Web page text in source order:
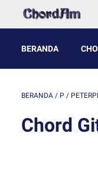
BERANDA
BERANDA / P /
Chord